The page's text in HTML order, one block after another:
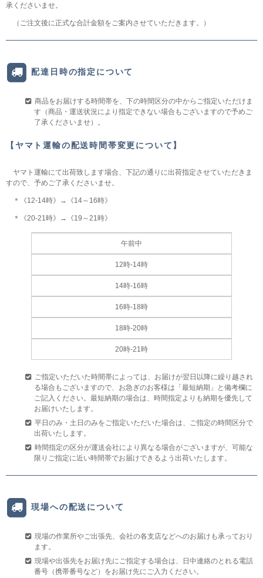
承くださいませ。
（ご注文後に正式な合計金額をご案内させていただきます。）
配達日時の指定について
商品をお届けする時間帯を、下の時間区分の中からご指定いただけま
す（商品・運送状況により指定できない場合もございますので予めご
了承くださいませ）。
【ヤマト運輸の配送時間帯変更について】
ヤマト運輸にて出荷致します場合、下記の通りに出荷指定させていただきま
すので、予めご了承くださいませ。
＊《12-14時》→《14～16時》
＊《20-21時》→《19～21時》
午前中
12時-14時
14時-16時
16時-18時
18時-20時
20時-21時
ご指定いただいた時間帯によっては、お届けが翌日以降に繰り越され
る場合もございますので、お急ぎのお客様は「最短納期」と備考欄に
ご記入ください。最短納期の場合は、時間指定よりも納期を優先して
お届けいたします。
平日のみ・土日のみをご指定いただいた場合は、ご指定の時間区分で
出荷いたします。
時間指定の区分が運送会社により異なる場合がございますが、可能な
限りご指定に近い時間帯でお届けできるよう出荷いたします。
現場への配送について
現場の作業所やご出張先、会社の各支店などへのお届けも承っており
ます。
現場や出張先をお届け先にご指定する場合は、日中連絡のとれる電話
番号（携帯番号など）をお届け先にご入力ください。